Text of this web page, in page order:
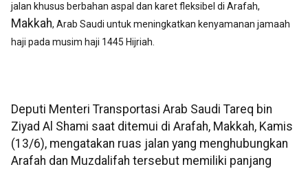
jalan khusus berbahan aspal dan karet fleksibel di Arafah,
Makkah, Arab Saudi untuk meningkatkan kenyamanan jamaah
haji pada musim haji 1445 Hijriah.
Deputi Menteri Transportasi Arab Saudi Tareq bin
Ziyad Al Shami saat ditemui di Arafah, Makkah, Kamis
(13/6), mengatakan ruas jalan yang menghubungkan
Arafah dan Muzdalifah tersebut memiliki panjang